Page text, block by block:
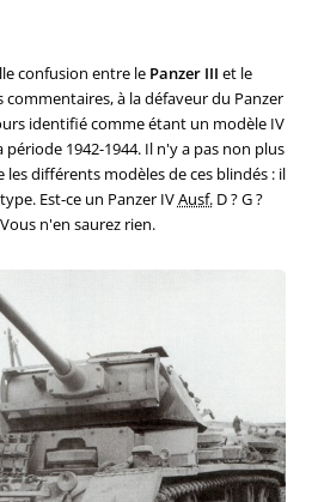
confusion entre le Panzer III et le
à la défaveur du Panzer
identifié comme étant un modèle IV
1942-1944. Il n'y a pas non plus
différents modèles de ces blindés : il
Est-ce un Panzer IVAusf.D ? G ?
n'en saurez rien.